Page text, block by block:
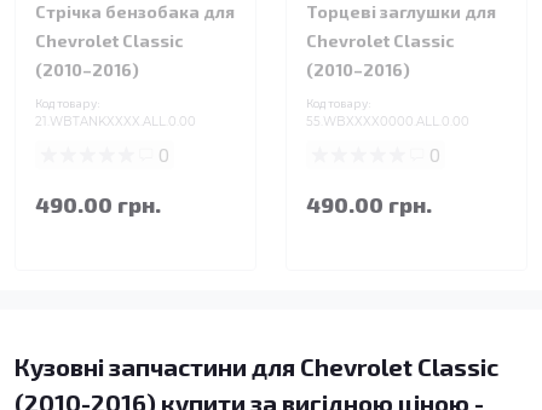
Стрічка бензобака для
Chevrolet Classic
(2010–2016)
Код товару:
21.WBTANKXXXX.ALL.0.00
0
490.00 грн.
Торцеві заглушки для
Chevrolet Classic
(2010–2016)
Код товару:
55.WBXXXX0000.ALL.0.00
0
490.00 грн.
Кузовні запчастини для Chevrolet Classic
(2010-2016) купити за вигідною ціною -